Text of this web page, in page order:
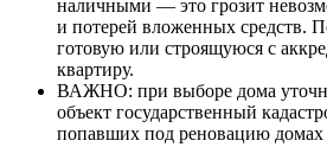
наличными — это грозит
и потерей вложенных средств.
готовую или строящуюся с
квартиру.
ВАЖНО: при выборе дома
объект государственный
попавших под реновацию домах